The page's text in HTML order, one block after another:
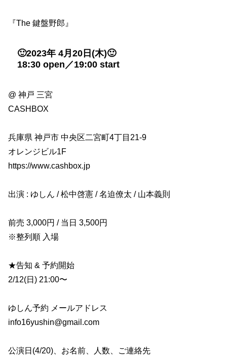
『The 鍵盤野郎』
🙂2023年 4月20日(木)🙂
18:30 open／19:00 start
@ 神戸 三宮
CASHBOX
兵庫県 神戸市 中央区二宮町4丁目21-9
オレンジビル1F
https://www.cashbox.jp
出演 : ゆしん / 松中啓憲 / 名迫僚太 / 山本義則
前売 3,000円 / 当日 3,500円
※整列順 入場
★告知 & 予約開始
2/12(日) 21:00〜
ゆしん予約 メールアドレス
info16yushin@gmail.com
公演日(4/20)、お名前、人数、ご連絡先